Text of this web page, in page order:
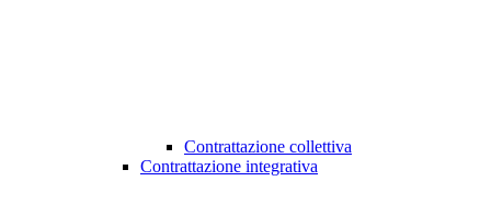
Contrattazione collettiva
Contrattazione integrativa